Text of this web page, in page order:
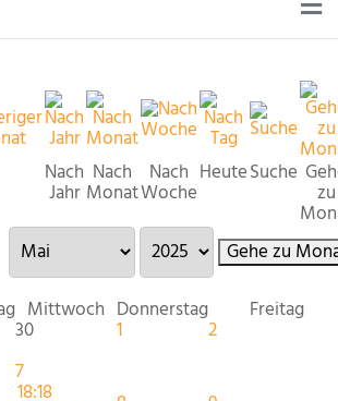
Nach
Jahr
Nach
Monat
Nach
Woche
HeuteSuche
zu
Gehe zu
Mittwoch Donnerstag Freitag
30 1 2
7
18:18